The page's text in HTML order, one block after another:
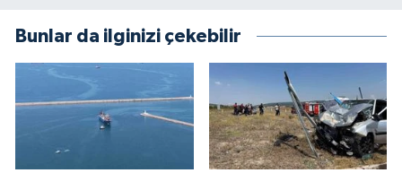
Bunlar da ilginizi çekebilir